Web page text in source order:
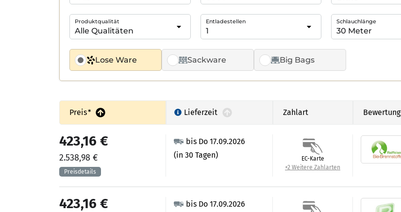
Lose Ware Sackware Big Bags
Produktqualität Entladestellen Schlauchlänge
Preis* Lieferzeit Zahlart Bewertung
bis Do 17.09.2026
(in 30 Tagen)
423,16 €
2.538,98 €
EC-Karte
+2 Weitere Zahlarten
bis Do 17.09.2026
423,16 €